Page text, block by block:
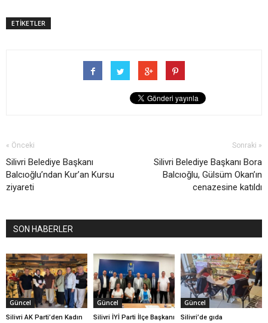
ETİKETLER
« Önceki
Silivri Belediye Başkanı
Balcıoğlu’ndan Kur’an Kursu
ziyareti
Sonraki »
Silivri Belediye Başkanı Bora
Balcıoğlu, Gülsüm Okan’ın
cenazesine katıldı
SON HABERLER
Güncel
Silivri AK Parti’den Kadın
Güncel
Silivri İYİ Parti İlçe Başkanı
Güncel
Silivri’de gıda